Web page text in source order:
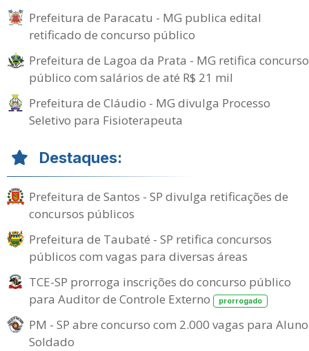
Prefeitura de Paracatu - MG publica edital
retificado de concurso público
Prefeitura de Lagoa da Prata - MG retifica concurso
público com salários de até R$ 21 mil
Prefeitura de Cláudio - MG divulga Processo
Seletivo para Fisioterapeuta
Destaques:
Prefeitura de Santos - SP divulga retificações de
concursos públicos
Prefeitura de Taubaté - SP retifica concursos
públicos com vagas para diversas áreas
TCE-SP prorroga inscrições do concurso público
para Auditor de Controle Externo
prorrogado
PM - SP abre concurso com 2.000 vagas para
Soldado